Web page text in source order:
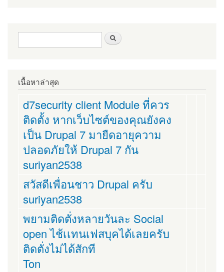
ฟอร์มค้นหา
เนื้อหาล่าสุด
d7security client Module ที่ควร
ติดตั้ง หากเว็บไซต์ของคุณยังคง
เป็น Drupal 7 มายืดอายุความ
ปลอดภัยให้ Drupal 7 กัน
suriyan2538
สวัสดีเพื่อนชาว Drupal ครับ
suriyan2538
พยามติดตั่งหลายวันละ Social
open ไช้เเทนเฟสบุคได้เลยครับ
ติดตั่งไม่ได้สักที
Ton